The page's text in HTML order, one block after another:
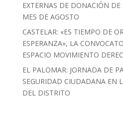
EXTERNAS DE DONACIÓN
MES DE AGOSTO
CASTELAR: «ES TIEMPO DE
ESPERANZA», LA
ESPACIO MOVIMIENTO
EL PALOMAR: JORNADA DE
SEGURIDAD CIUDADANA EN
DEL DISTRITO